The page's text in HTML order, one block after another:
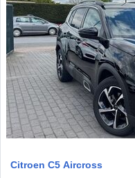
Citroen C5 Aircross